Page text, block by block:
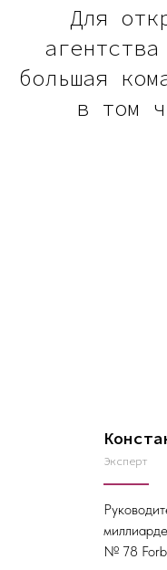
Для
большая
в том
Эксперт
№ 78